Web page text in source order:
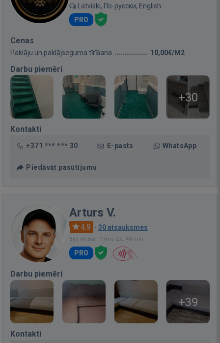
Latviski, По-русски, English
PRO
Cenas
Paklāju un paklājseguma tīrīšana 10,00€/M2
Darbu piemēri
+30
Kontakti
+371 *** *** 30 E-pasts WhatsApp
Piedāvāt pasūtījumu
Arturs V.
4.9 · 30 atsauksmes
Bija vietnē: Pirms 2st. 43 min.
PRO
Darbu piemēri
+39
Kontakti